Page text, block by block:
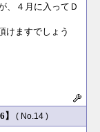
、４月に入ってＤ
けますでしょう
( No.14 )